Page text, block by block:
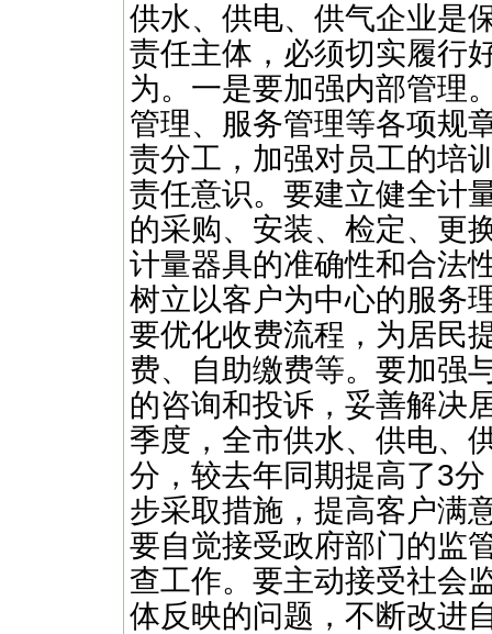
供水、供电、供气企业是
责任主体，必须切实履行
为。一是要加强内部管理
管理、服务管理等各项规
责分工，加强对员工的培
责任意识。要建立健全计
的采购、安装、检定、更
计量器具的准确性和合法
树立以客户为中心的服务
要优化收费流程，为居民
费、自助缴费等。要加强
的咨询和投诉，妥善解决
季度，全市供水、供电、
分，较去年同期提高了3
步采取措施，提高客户满
要自觉接受政府部门的监
查工作。要主动接受社会
体反映的问题，不断改进